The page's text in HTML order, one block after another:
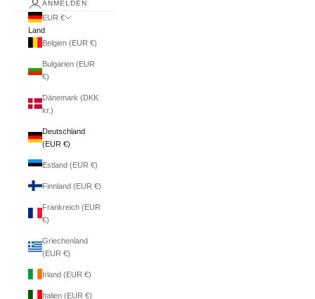
ANMELDEN
EUR €
Land
Belgien (EUR €)
Bulgarien (EUR
€)
Dänemark (DKK
kr.)
Deutschland
(EUR €)
Estland (EUR €)
Finnland (EUR €)
Frankreich (EUR
€)
Griechenland
(EUR €)
Irland (EUR €)
Italien (EUR €)